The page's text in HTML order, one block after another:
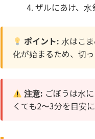
ザルにあけ、
ポイント: 水はこ
化が始まるため、切
注意: ごぼうは水
くても2〜3分を目安